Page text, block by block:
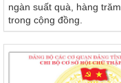
ngàn suất quà, hàng
trong cộng đồng.